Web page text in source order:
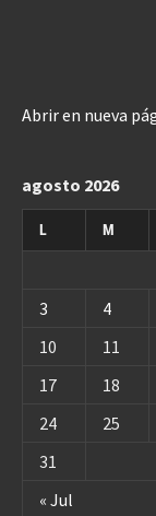
Abrir en nueva
agosto 2026
L M
« Jul
3
4
10
11
17
18
24
25
31